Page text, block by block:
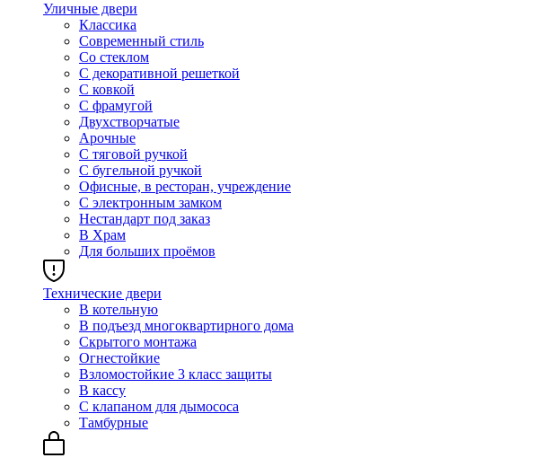
Уличные двери
Классика
Современный стиль
Со стеклом
С декоративной решеткой
С ковкой
С фрамугой
Двухстворчатые
Арочные
С тяговой ручкой
С бугельной ручкой
Офисные, в ресторан, учреждение
С электронным замком
Нестандарт под заказ
В Храм
Для больших проёмов
Технические двери
В котельную
В подъезд многоквартирного дома
Скрытого монтажа
Огнестойкие
Взломостойкие 3 класс защиты
В кассу
С клапаном для дымососа
Тамбурные